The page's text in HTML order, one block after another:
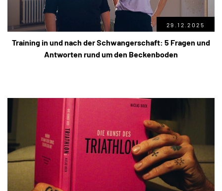
29.12.2025
Training in und nach der Schwangerschaft: 5 Fragen und
Antworten rund um den Beckenboden